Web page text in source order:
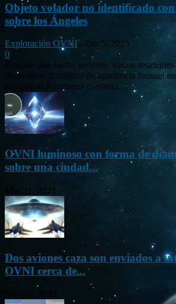
Objeto volador no identificado
sobre los Ángeles
Exploración OVNI - Oct 5, 2025
0
Durante una noche reciente, varios
observaron un objeto de apariencia inusual
testigos, el fenómeno consistía...
OVNI luminoso con forma de
sobre una ciudad...
Mar 31, 2024
Dos aviones caza son enviados a
OVNI cerca de...